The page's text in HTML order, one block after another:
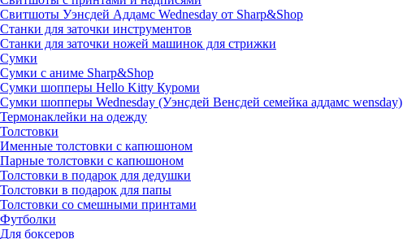
Свитшоты Уэнсдей Аддамс Wednesday от Sharp&Shop
Станки для заточки инструментов
Станки для заточки ножей машинок для стрижки
Сумки
Сумки с аниме Sharp&Shop
Сумки шопперы Hello Kitty Куроми
Сумки шопперы Wednesday (Уэнсдей Венсдей семейка аддамс wensday)
Термонаклейки на одежду
Толстовки
Именные толстовки с капюшоном
Парные толстовки с капюшоном
Толстовки в подарок для дедушки
Толстовки в подарок для папы
Толстовки со смешными принтами
Футболки
Для боксеров